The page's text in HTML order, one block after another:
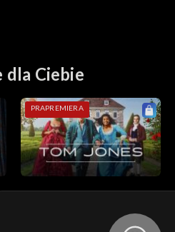
dla Ciebie
PRAPREMIERA